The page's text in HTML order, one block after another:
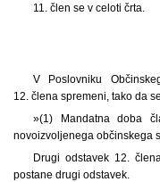
11. člen se v celoti črta.
V Poslovniku
12. člena spremeni, tako da
»(1) Mandatna doba
novoizvoljenega občinskega
Drugi odstavek 12.
postane drugi odstavek.